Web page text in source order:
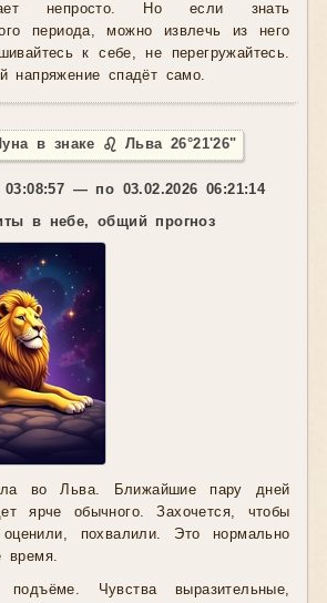
непросто. Но если знать
периода, можно извлечь из него
к себе, не перегружайтесь.
напряжение спадёт само.
в знаке ♌ Льва 26°21'26"
03:08:57 — по 03.02.2026 06:21:14
в небе, общий прогноз
во Льва. Ближайшие пару дней
ярче обычного. Захочется, чтобы
похвалили. Это нормально
время.
Чувства выразительные,